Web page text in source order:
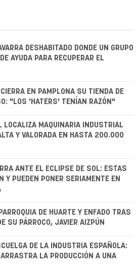
DESHABITADO DONDE UN GRUPO
AYUDA PARA RECUPERAR EL
EN PAMPLONA SU TIENDA DE
"LOS 'HATERS' TENÍAN RAZÓN"
LOCALIZA MAQUINARIA INDUSTRIAL
Y VALORADA EN HASTA 200.000
ANTE EL ECLIPSE DE SOL: ESTAS
Y PUEDEN PONER SERIAMENTE EN
DE HUARTE Y ENFADO TRAS
SU PÁRROCO, JAVIER AIZPÚN
DE LA INDUSTRIA ESPAÑOLA:
LA PRODUCCIÓN A UNA